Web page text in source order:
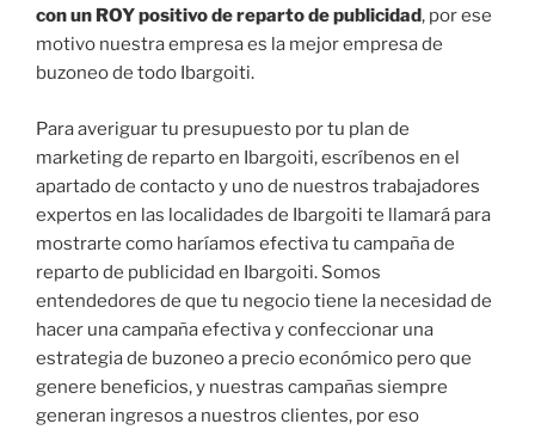
con un ROY positivo de reparto de publicidad, por ese
motivo nuestra empresa es la mejor empresa de
buzoneo de todo Ibargoiti.
Para averiguar tu presupuesto por tu plan de
marketing de reparto en Ibargoiti, escríbenos en el
apartado de contacto y uno de nuestros trabajadores
expertos en las localidades de Ibargoiti te llamará para
mostrarte como haríamos efectiva tu campaña de
reparto de publicidad en Ibargoiti. Somos
entendedores de que tu negocio tiene la necesidad de
hacer una campaña efectiva y confeccionar una
estrategia de buzoneo a precio económico pero que
genere beneficios, y nuestras campañas siempre
generan ingresos a nuestros clientes, por eso